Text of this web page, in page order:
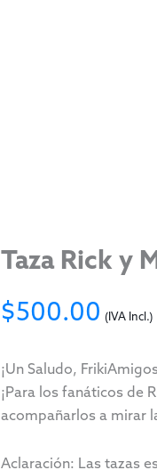
Taza Rick y
$500.00 (IVA Incl.)
¡Un Saludo,
¡Para los fanáticos de
acompañarlos a mirar
Aclaración: Las tazas